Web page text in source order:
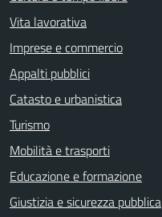
Vita lavorativa
Imprese e commercio
Appalti pubblici
Catasto e urbanistica
Turismo
Mobilità e trasporti
Educazione e formazione
Giustizia e sicurezza pubblica